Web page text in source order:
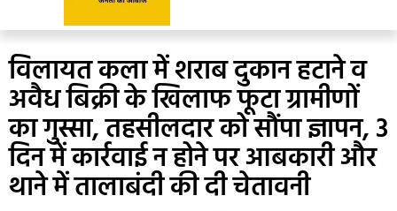
विलायत कला में शराब दुकान हटाने व
अवैध बिक्री के खिलाफ फूटा ग्रामीणों
का गुस्सा, तहसीलदार को सौंपा ज्ञापन, ​3
दिन में कार्रवाई न होने पर आबकारी और
थाने में तालाबंदी की दी चेतावनी